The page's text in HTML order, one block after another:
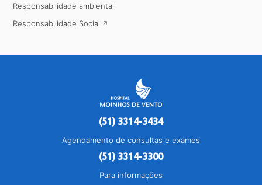
Responsabilidade ambiental
Responsabilidade Social
(51) 3314-3434
Agendamento de consultas e exames
(51) 3314-3300
Para informações